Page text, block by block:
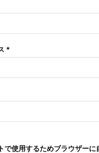
*
で使用するためブラウザーに